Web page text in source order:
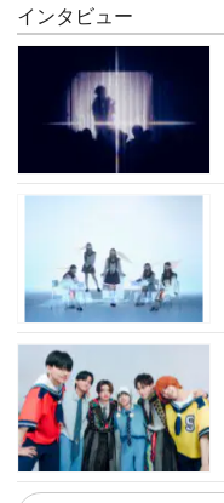
インタビュー